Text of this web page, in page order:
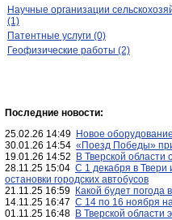
Научные организации
(1)
Патентные услуги (0)
Геофизические работы (2)
Последние новости:
25.02.26 14:49 Новое
30.01.26 14:54 «Поезд Победы»
19.01.26 14:52
В Тверской области
28.11.25 15:04 С 1 декабря в Твери
остановки городских автобусов
21.11.25 16:59 Какой будет погода
14.11.25 16:47 С 14 по 16 ноября
01.11.25 16:48 В Тверской области